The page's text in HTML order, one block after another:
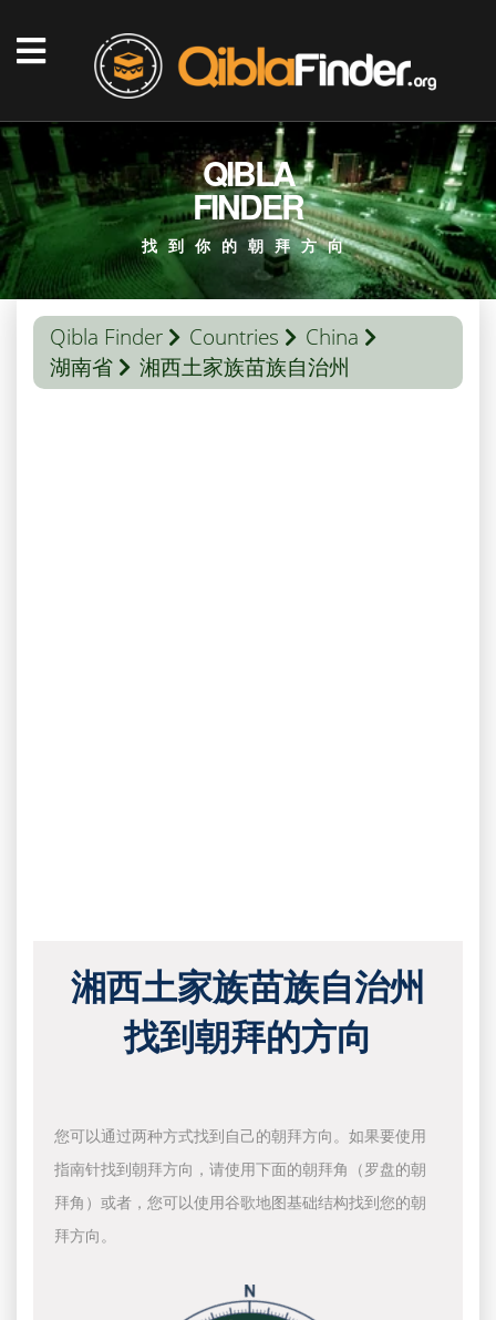
QIBLA
FINDER
找到你的朝拜方向
Qibla Finder Countries
China
湖南省
湘西土家族苗族自治州
湘西土家族苗族自治州
找到朝拜的方向
您可以通过两种方式找到自己的朝拜方向。如果要使用
指南针找到朝拜方向，请使用下面的朝拜角（罗盘的朝
拜角）或者，您可以使用谷歌地图基础结构找到您的朝
拜方向。